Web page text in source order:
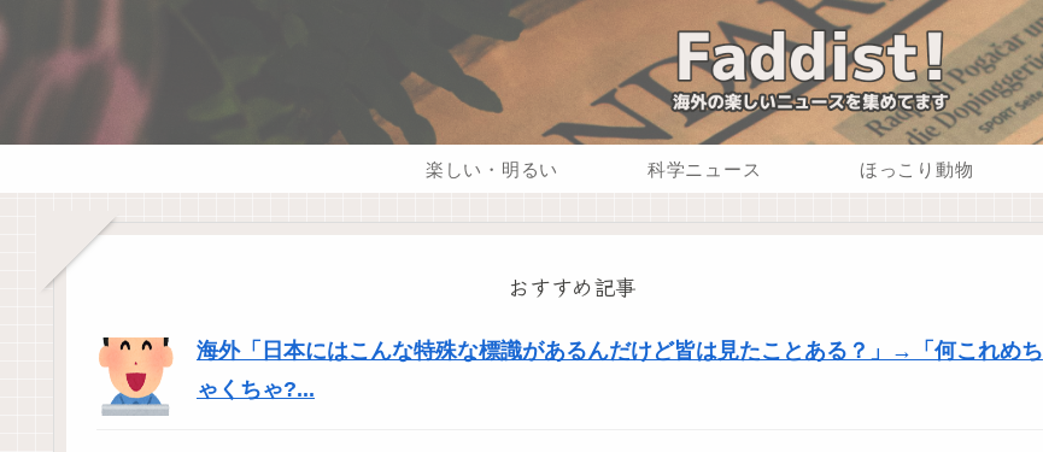
楽しい・明るい 科学ニュース ほっこり動物
おすすめ記事
海外「日本にはこんな特殊な標識があるんだけど皆は見たことある？」→「何これめち
ゃくちゃ?...